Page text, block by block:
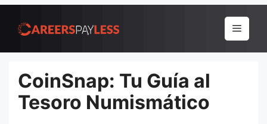
para
conteúdo
Menu
CoinSnap: Tu Guía al
Tesoro Numismático